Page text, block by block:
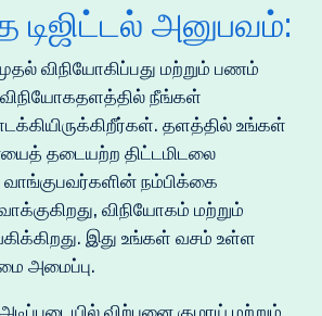
டிஜிட்டல் அனுபவம்:
விநியோகிப்பது மற்றும் பணம்
விநியோகதளத்தில் நீங்கள்
தளத்தில் உங்கள்
தடையற்ற திட்டமிடலை
வாங்குபவர்களின் நம்பிக்கை
விநியோகம் மற்றும்
இது உங்கள் வசம் உள்ள
அமைப்பு.
விற்பனை குழாய் மற்றும்